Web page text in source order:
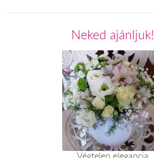
Neked ajánljuk!
Végtelen elegancia